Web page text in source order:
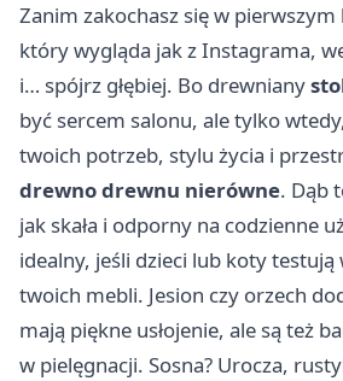
Zanim zakochasz się w
który wygląda jak z Instagrama,
i… spójrz głębiej. Bo drewniany
być sercem salonu, ale tylko
twoich potrzeb, stylu życia i
drewno drewnu nierówne. Dąb
jak skała i odporny na codzienne
idealny, jeśli dzieci lub koty testują
twoich mebli. Jesion czy orzech
mają piękne usłojenie, ale są też
w pielęgnacji. Sosna? Urocza,